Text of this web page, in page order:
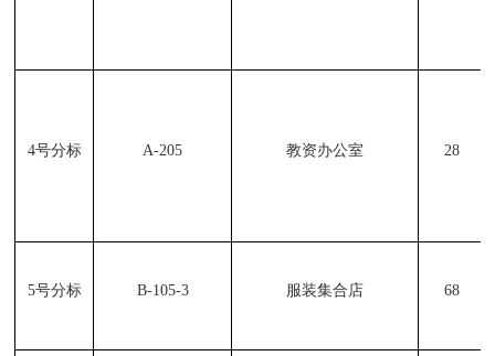
4号分标 A-205 教资办公室 28
5号分标 B-105-3 服装集合店 68